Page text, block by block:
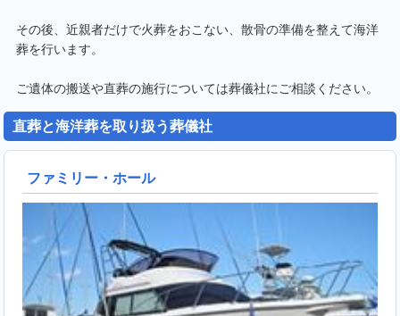
その後、近親者だけで火葬をおこない、散骨の準備を整えて海洋
葬を行います。
ご遺体の搬送や直葬の施行については葬儀社にご相談ください。
直葬と海洋葬を取り扱う葬儀社
ファミリー・ホール